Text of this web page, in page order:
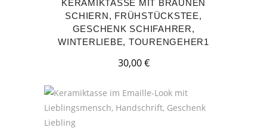
KERAMIKTASSE MIT BRAUNEN
SCHIERN, FRÜHSTÜCKSTEE,
GESCHENK SCHIFAHRER,
WINTERLIEBE, TOURENGEHER1
30,00€